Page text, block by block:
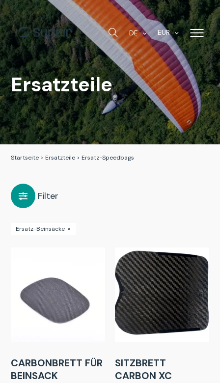
DE EUR
Ersatzteile
Startseite >Ersatzteile >Ersatz-Speedbags
Filter
Ersatz-Beinsäcke ×
CARBONBRETT FÜR
BEINSACK
SITZBRETT
CARBON XC